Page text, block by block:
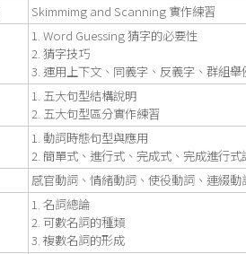
Skimmimg and Scanning 實作練習
1. Word Guessing 猜字的必要性
2. 猜字技巧
3. 運用上下文、同義字、反義字、群組
1. 五大句型結構說明
2. 五大句型區分實作練習
1. 動詞時態句型與應用
2. 簡單式、進行式、完成式、完成進行式
感官動詞、情緒動詞、使役動詞、連綴
1. 名詞總論
2. 可數名詞的種類
3. 複數名詞的形成